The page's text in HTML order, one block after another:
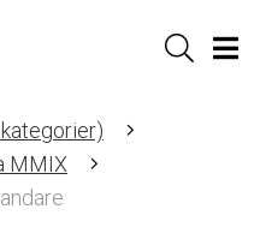
Sök
MMIX